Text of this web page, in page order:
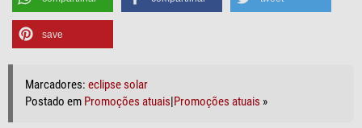
save
Marcadores: eclipse solar
Postado em Promoções atuais|Promoções atuais »